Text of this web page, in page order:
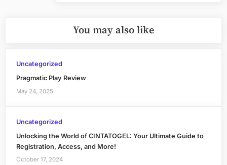
You may also like
Uncategorized
Pragmatic Play Review
May 24, 2025
Uncategorized
Unlocking the World of CINTATOGEL: Your Ultimate Guide to
Registration, Access, and More!
October 17, 2024